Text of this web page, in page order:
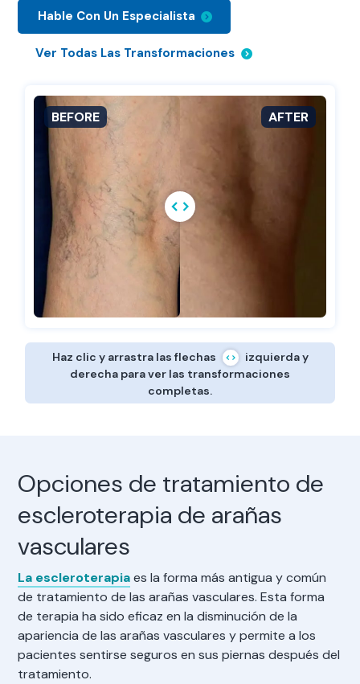
Hable Con Un Especialista
Ver Todas Las Transformaciones
Haz clic y arrastra las flechas
izquierda y
derecha para ver las transformaciones
completas.
Opciones de tratamiento de
escleroterapia de arañas
vasculares
La escleroterapiaes la forma más antigua y común
de tratamiento de las arañas vasculares. Esta forma
de terapia ha sido eficaz en la disminución de la
apariencia de las arañas vasculares y permite a los
pacientes sentirse seguros en sus piernas después del
tratamiento.